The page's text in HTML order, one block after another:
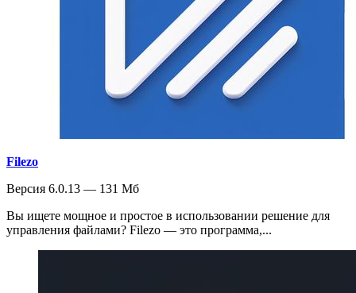
Filezo
Версия 6.0.13 — 131 Мб
Вы ищете мощное и простое в использовании решение для
управления файлами? Filezo — это программа,...